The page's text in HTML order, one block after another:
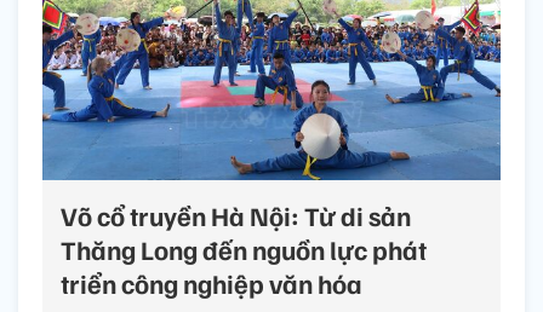
Võ cổ truyền Hà Nội: Từ di sản
Thăng Long đến nguồn lực phát
triển công nghiệp văn hóa